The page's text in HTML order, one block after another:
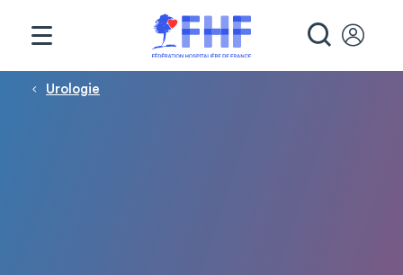
Fil d'Ariane
Urologie
Panneau de gestion des cookies